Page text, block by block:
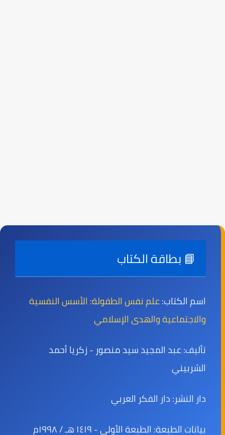
📘 بطاقة الكتاب
اسم الكتاب:علم نفس الطفولة: الأسس النفسية
والاجتماعية والهدى الإسلامي
تأليف:عبد المجيد سيد منصور - زكريا أحمد
الشربيني
دار النشر:دار الفكر العربي
بيانات الطبعة: الطبعة الأولى - ١٤١٩ هـ / ١٩٩٨م